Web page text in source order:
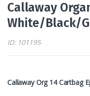
Callaway
White/Black/
ID: 101195
Callaway Org 14 Cartbag